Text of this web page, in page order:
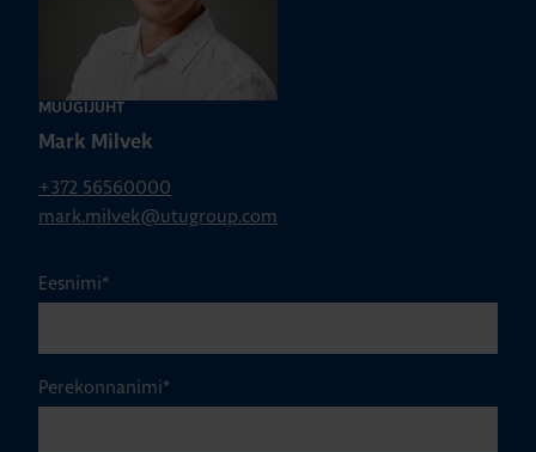
MÜÜGIJUHT
Mark Milvek
+372 56560000
mark.milvek@utugroup.com
Eesnimi*
Perekonnanimi*